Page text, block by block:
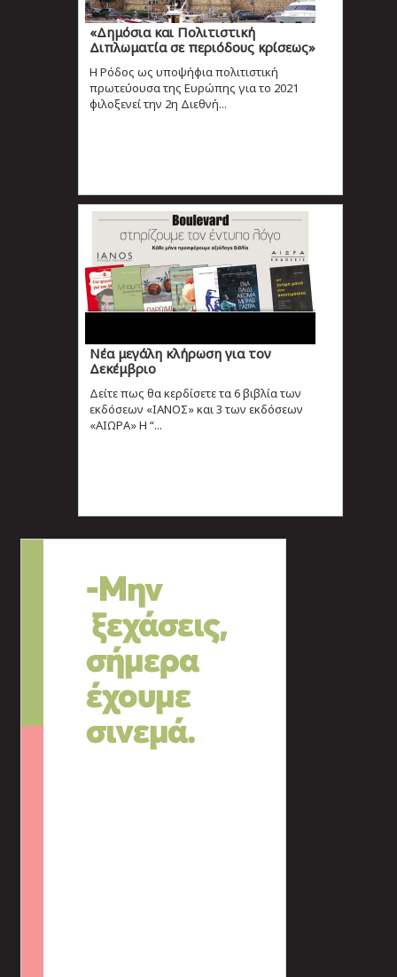
«Δημόσια και Πολιτιστική
Διπλωματία σε περιόδους κρίσεως»
Η Ρόδος ως υποψήφια πολιτιστική
πρωτεύουσα της Ευρώπης για το 2021
φιλοξενεί την 2η Διεθνή...
Νέα μεγάλη κλήρωση για τον
Δεκέμβριο
Δείτε πως θα κερδίσετε τα 6 βιβλία των
εκδόσεων «ΙΑΝΟΣ» και 3 των εκδόσεων
«ΑΙΩΡΑ» Η “...